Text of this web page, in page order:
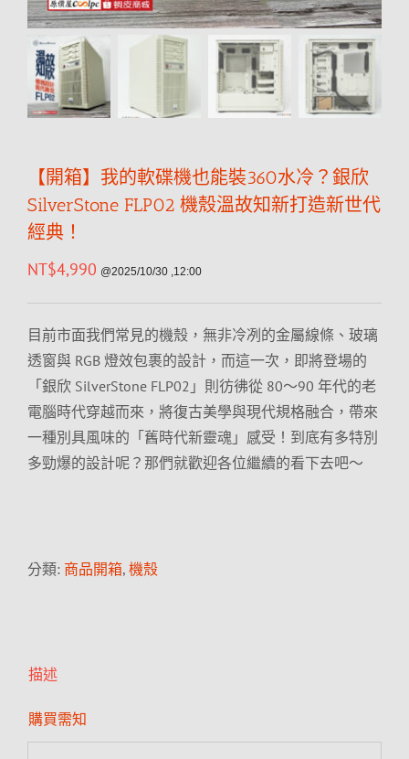
【開箱】我的軟碟機也能裝360水冷？銀欣
SilverStone FLP02 機殼溫故知新打造新世代
經典！
NT$4,990 @2025/10/30 ,12:00
目前市面我們常見的機殼，無非冷冽的金屬線條、玻璃
透窗與 RGB 燈效包裹的設計，而這一次，即將登場的
「銀欣 SilverStone FLP02」則彷彿從 80～90 年代的老
電腦時代穿越而來，將復古美學與現代規格融合，帶來
一種別具風味的「舊時代新靈魂」感受！到底有多特別
多勁爆的設計呢？那們就歡迎各位繼續的看下去吧～
分類: 商品開箱, 機殼
描述
購買需知